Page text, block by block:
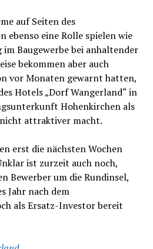
auf Seiten des
ebenso eine Rolle spielen wie
Baugewerbe bei anhaltender
bekommen aber auch
vor Monaten gewarnt hatten,
Hotels „Dorf Wangerland“ in
Hohenkirchen als
attraktiver macht.
erst die nächsten Wochen
ist zurzeit auch noch,
Bewerber um die Rundinsel,
Jahr nach dem
als Ersatz-Investor bereit